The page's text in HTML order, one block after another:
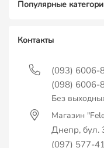
Популярные
Контакты
(093) 6006-
(098) 6006-
Без
Магазин
Днепр,
(097) 577-